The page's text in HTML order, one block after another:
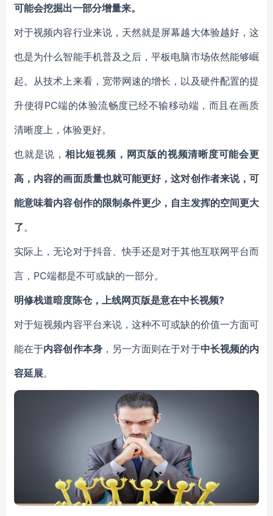
可能会挖掘出一部分增量来。
对于视频内容行业来说，天然就是屏幕越大体验越好，这
也是为什么智能手机普及之后，平板电脑市场依然能够崛
起。从技术上来看，宽带网速的增长，以及硬件配置的提
升使得PC端的体验流畅度已经不输移动端，而且在画质
清晰度上，体验更好。
也就是说， 相比短视频，网页版的视频清晰度可能会更
高，内容的画面质量也就可能更好，这对创作者来说，可
能意味着内容创作的限制条件更少，自主发挥的空间更大
了。
实际上，无论对于抖音、快手还是对于其他互联网平台而
言，PC端都是不可或缺的一部分。
明修栈道暗度陈仓，上线网页版是意在中长视频?
对于短视频内容平台来说，这种不可或缺的价值一方面可
能在于内容创作本身，另一方面则在于对于中长视频的内
容延展。